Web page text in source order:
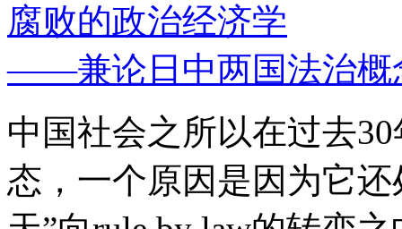
腐败的政治经济学
——兼论日中两国法治概
中国社会之所以在过去
态，一个原因是因为它